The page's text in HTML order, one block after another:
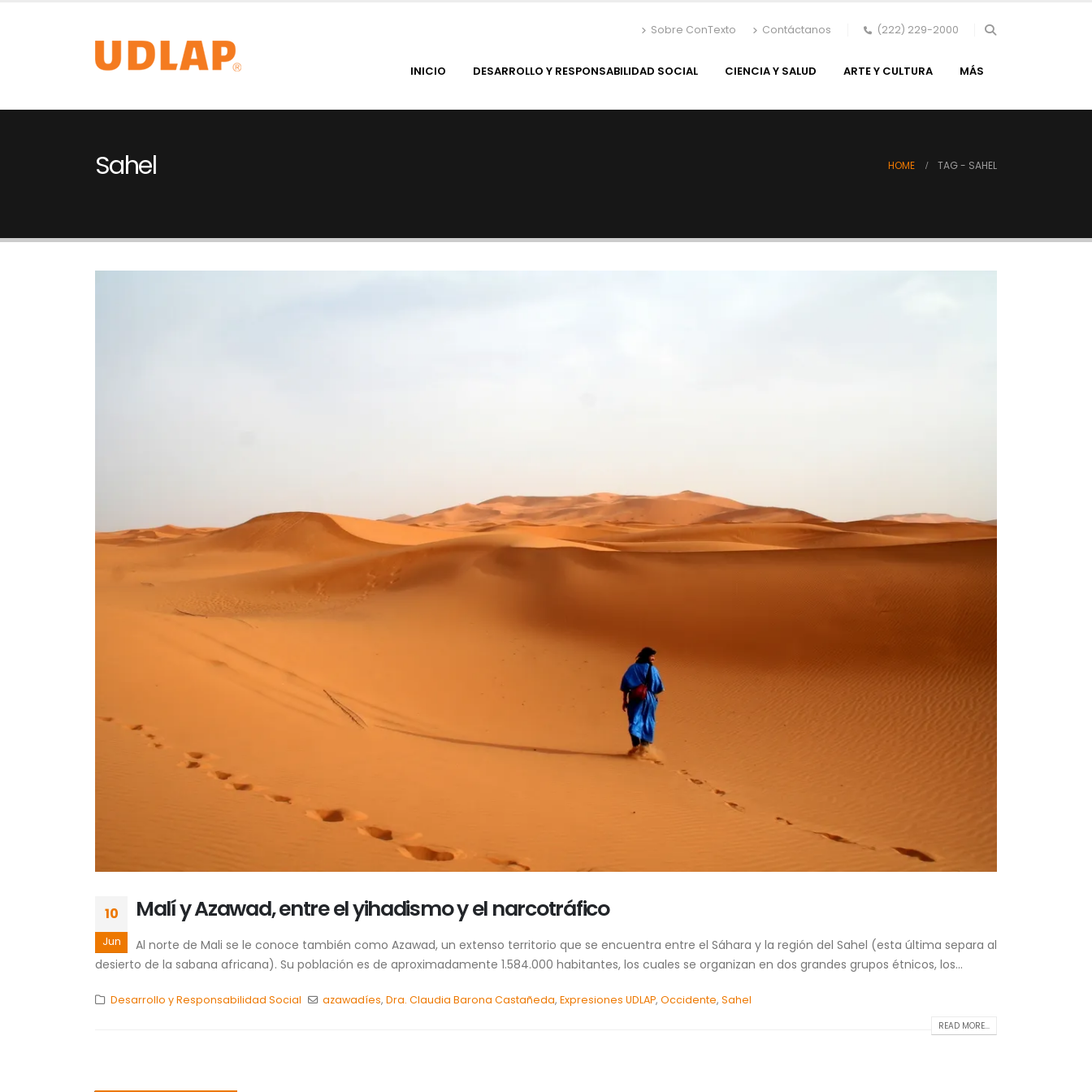
Sobre ConTexto Contáctanos (222) 229-2000
INICIO DESARROLLO Y RESPONSABILIDAD SOCIAL CIENCIA Y SALUD ARTE Y CULTURA MÁS
Sahel HOME TAG - SAHEL
10
Jun
Malí y Azawad, entre el yihadismo y el narcotráfico
Al norte de Mali se le conoce también como Azawad, un extenso territorio que se encuentra entre el Sáhara y la región del Sahel (esta última separa al
desierto de la sabana africana). Su población es de aproximadamente 1.584.000 habitantes, los cuales se organizan en dos grandes grupos étnicos, los...
Desarrollo y Responsabilidad Social azawadíes,Dra. Claudia Barona Castañeda,Expresiones UDLAP,Occidente,Sahel
READ MORE...